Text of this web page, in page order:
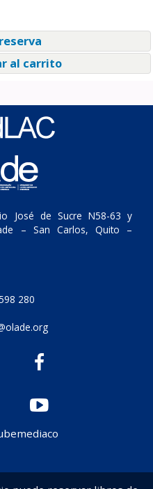
al carrito
José de Sucre N58-63 y
– San Carlos, Quito –
280